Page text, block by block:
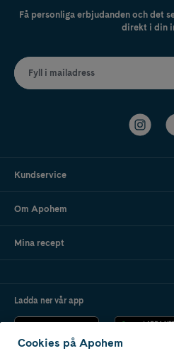
Få personliga erbjudanden och det
direkt i din
Fyll i mailadress
Kundservice
Om Apohem
Mina recept
Ladda ner vår app
Cookies på Apohem